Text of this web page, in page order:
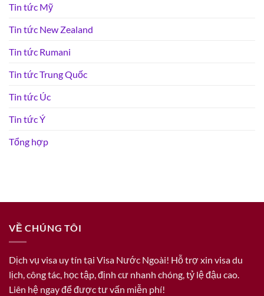
Tin tức Mỹ
Tin tức New Zealand
Tin tức Rumani
Tin tức Trung Quốc
Tin tức Úc
Tin tức Ý
Tổng hợp
VỀ CHÚNG TÔI
Dịch vụ visa uy tín tại Visa Nước Ngoài! Hỗ trợ xin visa du
lịch, công tác, học tập, định cư nhanh chóng, tỷ lệ đậu cao.
Liên hệ ngay để được tư vấn miễn phí!